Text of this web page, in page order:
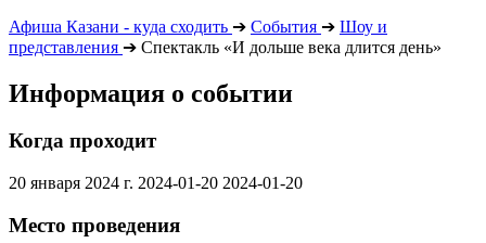
Афиша Казани - куда сходить ➔ События ➔ Шоу и
представления ➔ Спектакль «И дольше века длится день»
Информация о событии
Когда проходит
20 января 2024 г. 2024-01-20 2024-01-20
Место проведения